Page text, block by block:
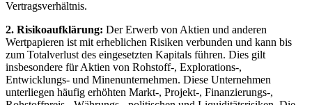
Vertragsverhältnis.
2. Risikoaufklärung: Der Erwerb von Aktien und anderen
Wertpapieren ist mit erheblichen Risiken verbunden und kann bis
zum Totalverlust des eingesetzten Kapitals führen. Dies gilt
insbesondere für Aktien von Rohstoff-, Explorations-,
Entwicklungs- und Minenunternehmen. Diese Unternehmen
unterliegen häufig erhöhten Markt-, Projekt-, Finanzierungs-,